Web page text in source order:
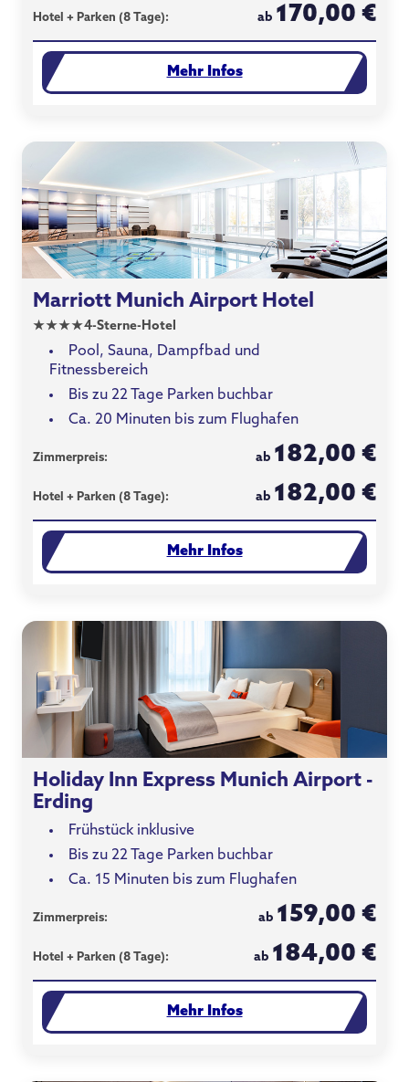
Hotel + Parken (8 Tage): ab 170,00 €
Mehr Infos
Marriott Munich Airport Hotel
★★★★4-Sterne-Hotel
Pool, Sauna, Dampfbad und
Fitnessbereich
Bis zu 22 Tage Parken buchbar
Ca. 20 Minuten bis zum Flughafen
Zimmerpreis: ab 182,00 €
Hotel + Parken (8 Tage): ab 182,00 €
Mehr Infos
Holiday Inn Express Munich Airport -
Erding
Frühstück inklusive
Bis zu 22 Tage Parken buchbar
Ca. 15 Minuten bis zum Flughafen
Zimmerpreis: ab 159,00 €
Hotel + Parken (8 Tage): ab 184,00 €
Mehr Infos